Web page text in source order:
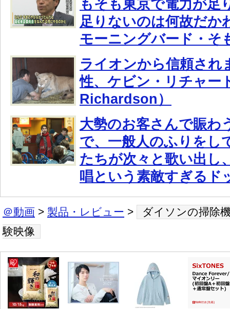
もそも東京で電力が足
足りないのは何故だか
モーニングバード・そ
ライオンから信頼され
性、ケビン・リチャー
Richardson）
大勢のお客さんで賑わ
で、一般人のふりをし
たちが次々と歌い出し
唱という素敵すぎるド
＠動画 > 製品・レビュー >
ダイソンの掃除
験映像